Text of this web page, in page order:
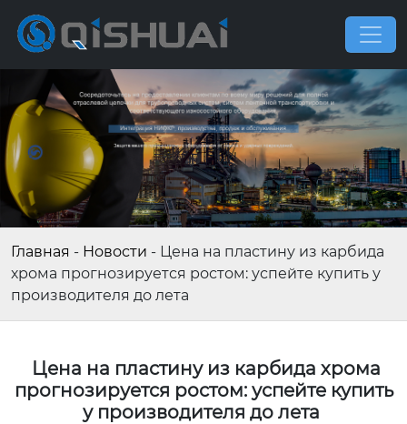
Главная - Новости - Цена на пластину из карбида
хрома прогнозируется ростом: успейте купить у
производителя до лета
Цена на пластину из карбида хрома
прогнозируется ростом: успейте купить
у производителя до лета